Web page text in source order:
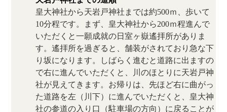
皇大神社から天岩戸神社までは約500ｍ、歩いて
10分程です。まず、皇大神社から200ｍ程進んで
いただくと一願成就の日室ヶ嶽遙拝所がありま
す。遙拝所を過ぎると、舗装がされており急な下
り坂になります。しばらく進むと道路に出ますの
で右に進んでいただくと、川のほとりに天岩戸神
社が見えてきます。お帰りは、先ほど右に曲がっ
た道路を左（川下）に進んでいただくと、皇大神
社の参道の入り口（駐車場の方向）に戻ることが